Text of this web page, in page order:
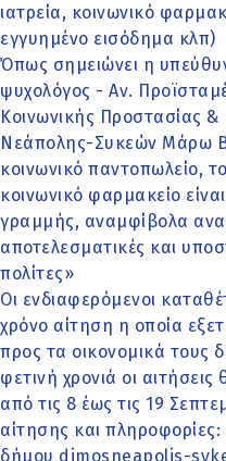
ιατρεία, κοινωνικό
εγγυημένο εισόδημα κλπ)
Όπως σημειώνει η
ψυχολόγος - Αν.
Κοινωνικής Προστασίας
Νεάπολης-Συκεών Μάρω
κοινωνικό παντοπωλείο,
κοινωνικό φαρμακείο
γραμμής, αναμφίβολα
αποτελεσματικές και
πολίτες»
Οι ενδιαφερόμενοι
χρόνο αίτηση η οποία
προς τα οικονομικά τους
φετινή χρονιά οι αιτήσεις
από τις 8 έως τις 19
αίτησης και πληροφορίες:
δήμου dimosneapolis-